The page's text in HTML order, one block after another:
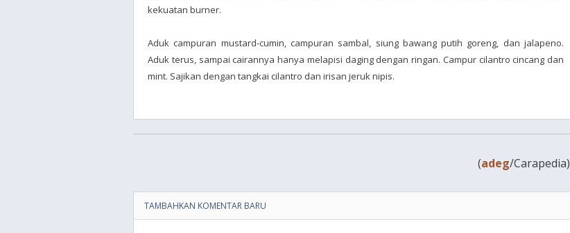
kekuatan burner.
Aduk campuran mustard-cumin, campuran sambal, siung bawang putih goreng, dan jalapeno.
Aduk terus, sampai cairannya hanya melapisi daging dengan ringan. Campur cilantro cincang dan
mint. Sajikan dengan tangkai cilantro dan irisan jeruk nipis.
(adeg/Carapedia)
TAMBAHKAN KOMENTAR BARU